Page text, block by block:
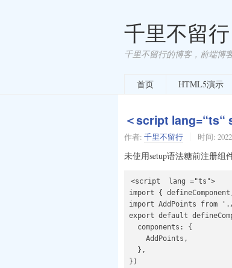
千里不留
千里不留行的博客，前端博
首页 HTML5演示
＜script lang=“ts“
作者: 千里不留行 时间:
未使用setup语法糖前注册组
<script  lang ="ts">
import {
import AddPoints from
export default
  components: {
    AddPoints,
  },
})